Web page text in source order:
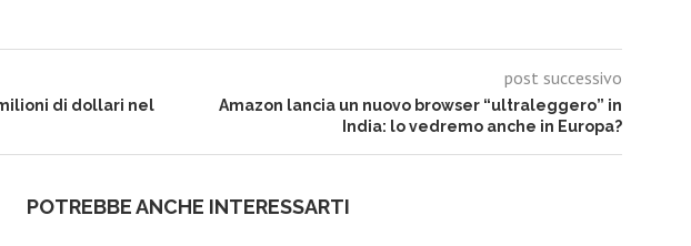
di dollari nel
post successivo
Amazon lancia un nuovo browser “ultraleggero” in
India: lo vedremo anche in Europa?
POTREBBE ANCHE INTERESSARTI